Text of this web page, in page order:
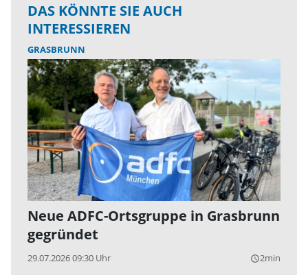
DAS KÖNNTE SIE AUCH
INTERESSIEREN
GRASBRUNN
Neue ADFC-Ortsgruppe in Grasbrunn
gegründet
29.07.2026 09:30 Uhr query_builder2min